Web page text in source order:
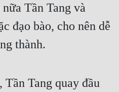
Tần Tang và
đạo bào, cho nên dễ
thành.
Tang quay đầu